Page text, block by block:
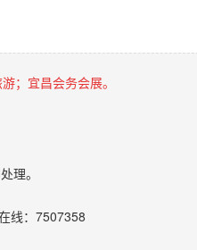
；宜昌会务会展。
理。
线：7507358